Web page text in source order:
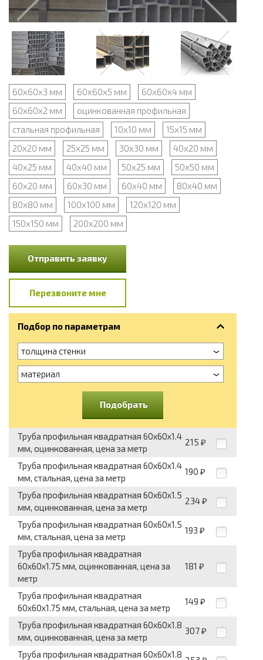
60х60х3 мм 60х60х5 мм
60х60х4 мм
60х60х2 мм
оцинкованная профильная
стальная профильная
10х10 мм
15х15 мм
20х20 мм
25х25 мм 30х30 мм
40х20 мм
40х25 мм
40х40 мм 50х25 мм
50х50 мм
60х20 мм
60х30 мм 60х40 мм
80х40 мм
80х80 мм
100х100 мм
120х120 мм
150х150 мм
200х200 мм
Отправить заявку
Перезвоните мне
Подбор по параметрам
толщина стенки
материал
Подобрать
Труба профильная квадратная 60x60x1.4
мм, оцинкованная, цена за метр
215 ₽
Труба профильная квадратная 60x60x1.4
мм, стальная, цена за метр
190 ₽
Труба профильная квадратная 60x60x1.5
мм, оцинкованная, цена за метр
234 ₽
Труба профильная квадратная 60x60x1.5
мм, стальная, цена за метр
193 ₽
Труба профильная квадратная
60x60x1.75 мм, оцинкованная, цена за
метр
181 ₽
Труба профильная квадратная
60x60x1.75 мм, стальная, цена за метр
149 ₽
Труба профильная квадратная 60x60x1.8
мм, оцинкованная, цена за метр
307 ₽
Труба профильная квадратная 60x60x1.8